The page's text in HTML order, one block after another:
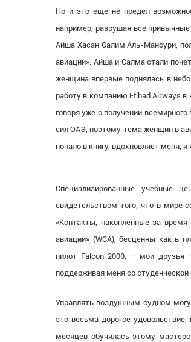
Но и это еще не предел
например, разрушая все
Айша Хасан Салим Аль-Мансури,
авиации». Айша и Салма стали
женщина впервые поднялась в
работу в компанию Etihad Airways
говоря уже о получении
сил ОАЭ, поэтому тема женщин в
попало в книгу, вдохновляет меня,
Специализированные учебные
свидетельством того, что в мире
«Контакты, накопленные за
авиации» (WCA), бесценны как в
пилот Falcon 2000, – мои друзья
поддерживая меня со
Управлять воздушным судном
это весьма дорогое
месяцев обучилась этому